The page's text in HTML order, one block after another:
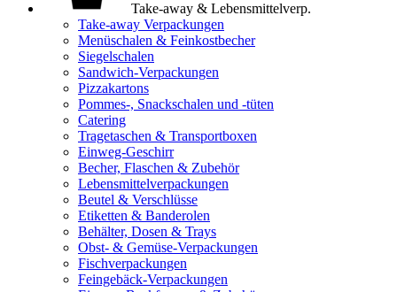
Take-away & Lebensmittelverp.
Take-away Verpackungen
Menüschalen & Feinkostbecher
Siegelschalen
Sandwich-Verpackungen
Pizzakartons
Pommes-, Snackschalen und -tüten
Catering
Tragetaschen & Transportboxen
Einweg-Geschirr
Becher, Flaschen & Zubehör
Lebensmittelverpackungen
Beutel & Verschlüsse
Etiketten & Banderolen
Behälter, Dosen & Trays
Obst- & Gemüse-Verpackungen
Fischverpackungen
Feingebäck-Verpackungen